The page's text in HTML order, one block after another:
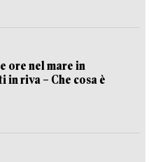
ore nel mare in
riva – Che cosa è